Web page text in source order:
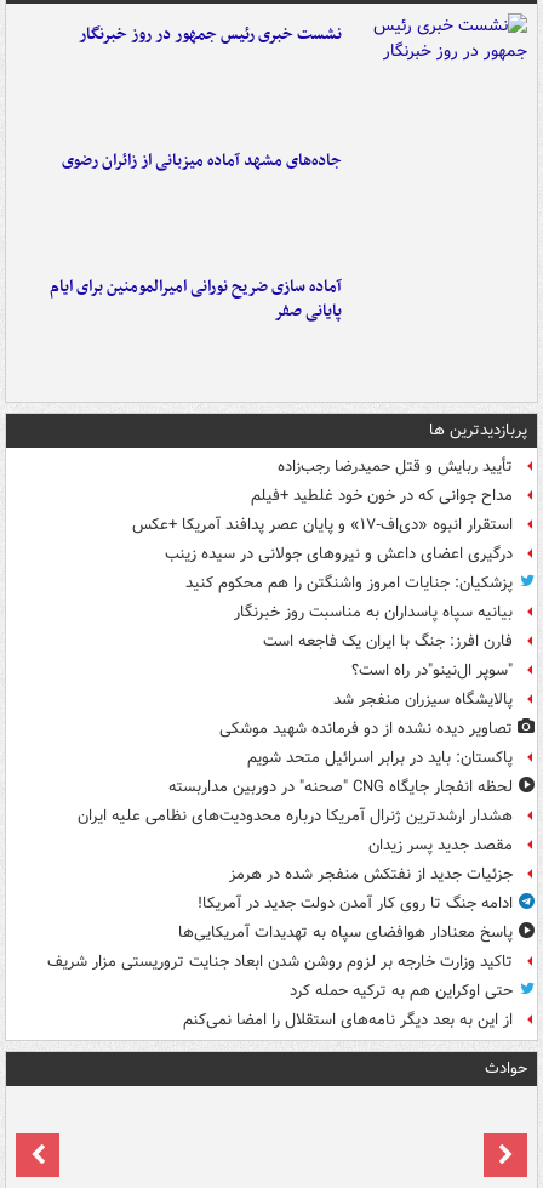
نشست خبری رئیس جمهور در روز خبرنگار
جاده‌های مشهد آماده میزبانی از زائران رضوی
آماده سازی ضریح نورانی امیرالمومنین برای ایام
پایانی صفر
پربازدیدترین ها
تأیید ربایش و قتل حمیدرضا رجب‌زاده
مداح جوانی که در خون خود غلطید +فیلم
استقرار انبوه «دی‌اف‑۱۷» و پایان عصر پدافند آمریکا +عکس
درگیری اعضای داعش و نیروهای جولانی در سیده زینب
پزشکیان: جنایات امروز واشنگتن را هم محکوم کنید
بیانیه سپاه پاسداران به مناسبت روز خبرنگار
فارن افرز: جنگ با ایران یک فاجعه است
"سوپر ال‌نینو"در راه است؟
پالایشگاه سیزران منفجر شد
تصاویر دیده‌ نشده از دو فرمانده شهید موشکی
پاکستان: باید در برابر اسرائیل متحد شویم
لحظه انفجار جایگاه CNG "صحنه" در دوربین مداربسته
هشدار ارشدترین ژنرال آمریکا درباره محدودیت‌های نظامی علیه ایران
مقصد جدید پسر زیدان
جزئیات جدید از نفتکش منفجر شده در هرمز
ادامه جنگ تا روی کار آمدن دولت جدید در آمریکا!
پاسخ معنادار هوافضای سپاه به تهدیدات آمریکایی‌ها
تاکید وزارت خارجه بر لزوم روشن شدن ابعاد جنایت تروریستی مزار شریف
حتی اوکراین هم به ترکیه حمله کرد
از این به بعد دیگر نامه‌های استقلال را امضا نمی‌کنم
حوادث